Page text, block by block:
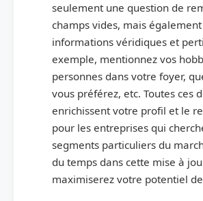
seulement une question de
champs vides, mais
informations véridiques et
exemple, mentionnez vos
personnes dans votre foyer,
vous préférez, etc. Toutes ces
enrichissent votre profil et le
pour les entreprises qui
segments particuliers du
du temps dans cette mise à
maximiserez votre potentiel